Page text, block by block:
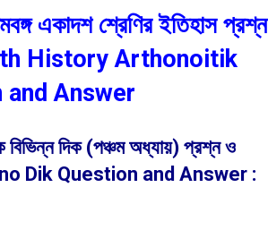
একাদশ শ্রেণির ইতিহাস প্রশ্ন
History Arthonoitik
and Answer
দিক (পঞ্চম অধ্যায়) প্রশ্ন ও
Dik Question and Answer :